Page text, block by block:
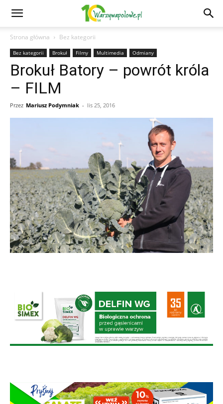
Strona główna Bez kategorii
Bez kategorii Brokuł Filmy Multimedia Odmiany
Brokuł Batory – powrót króla
– FILM
Przez Mariusz Podymniak - lis 25, 2016